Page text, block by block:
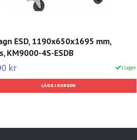
ESD, 1190x650x1695 mm,
KM9000-4S-ESDB
kr I lager.